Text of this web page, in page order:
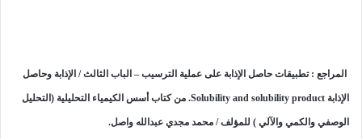
المراجع : تطبيقات حاصل الإذابة على عملية الترسيب – الباب الثالث / الإذابة وحاصل
الإذابة Solubility and solubility product. من كتاب أسس الكيمياء التحليلية (التحليل
الوصفي والكمي والآلي ) للمؤلف / محمد مجدي عبدالله واصل.